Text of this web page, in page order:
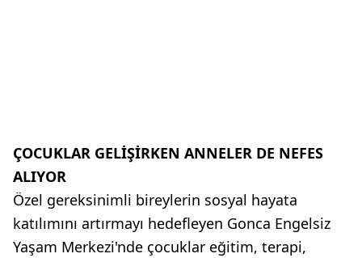
ÇOCUKLAR GELİŞİRKEN ANNELER DE NEFES
ALIYOR
Özel gereksinimli bireylerin sosyal hayata
katılımını artırmayı hedefleyen Gonca Engelsiz
Yaşam Merkezi'nde çocuklar eğitim, terapi,